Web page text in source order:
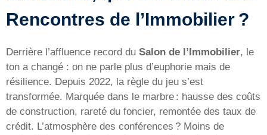
Rencontres de l’Immobilier ?
Derrière l’affluence record du Salon de l’Immobilier, le
ton a changé : on ne parle plus d’euphorie mais de
résilience. Depuis 2022, la règle du jeu s’est
transformée. Marquée dans le marbre : hausse des coûts
de construction, rareté du foncier, remontée des taux de
crédit. L’atmosphère des conférences ? Moins de